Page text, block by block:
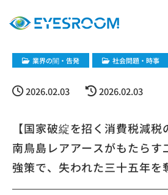
業界の闇・告発 社会問題・時事
2026.02.03 2026.02.03
【国家破綻を招く消費税減税
南鳥島レアアースがもたらす
強策で、失われた三十五年を